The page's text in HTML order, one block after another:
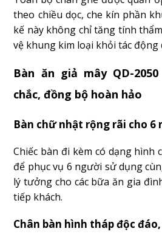
theo chiều dọc, che kín phần
kế này không chỉ tăng tính
vệ khung kim loại khỏi tác
Bàn ăn giả mây QD-
chắc, đồng bộ hoàn hảo
Bàn chữ nhật rộng rãi cho 6
Chiếc bàn đi kèm có dạng hình
để phục vụ 6 người sử dụng
lý tưởng cho các bữa ăn gia
tiếp khách.
Chân bàn hình tháp độc